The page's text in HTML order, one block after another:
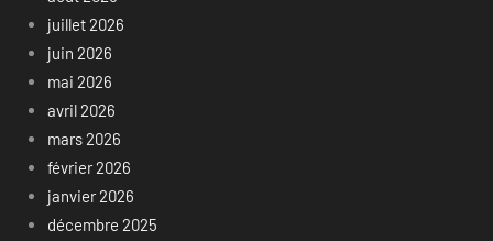
juillet 2026
juin 2026
mai 2026
avril 2026
mars 2026
février 2026
janvier 2026
décembre 2025